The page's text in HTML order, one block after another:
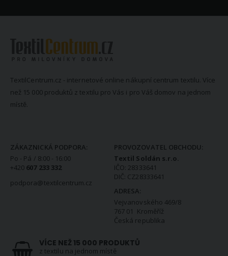
TextilCentrum.cz - internetové online nákupní centrum textilu. Více
než 15 000 produktů z textilu pro Vás i pro Váš domov na jednom
místě.
ZÁKAZNICKÁ PODPORA:
Po - Pá / 8:00 - 16:00
+420 607 233 332
podpora@textilcentrum.cz
PROVOZOVATEL OBCHODU:
Textil Soldán s.r.o.
IČO: 28333641
DIČ: CZ28333641
ADRESA:
Vejvanovského 469/8
767 01 Kroměříž
Česká republika
VÍCE NEŽ 15 000 PRODUKTŮ
z textilu na jednom místě